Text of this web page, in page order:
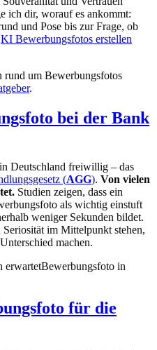
ich dir, worauf es ankommt:
und Pose bis zur Frage, ob
KI Bewerbungsfotos erstellen
um Bewerbungsfotos
.
bei der Bank
Deutschland freiwillig – das
(AGG). Von vielen
Studien zeigen, dass ein
als wichtig einstuft
weniger Sekunden bildet.
im Mittelpunkt stehen,
machen.
erwartetBewerbungsfoto in
für die